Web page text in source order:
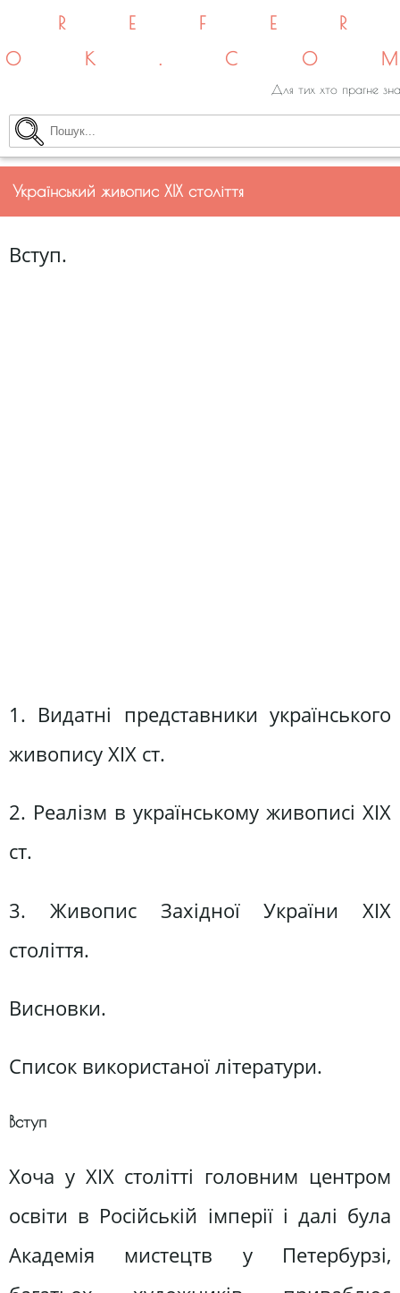
Для тих хто прагне
Український живопис XIX століття
Вступ.
1. Видатні представники українського
живопису ХІХ ст.
2. Реалізм в українському живописі ХІХ
ст.
3. Живопис Західної України ХІХ
століття.
Висновки.
Список використаної літератури.
Вступ
Хоча у XIX столітті головним центром
освіти в Російській імперії і далі була
Академія мистецтв у Петербурзі,